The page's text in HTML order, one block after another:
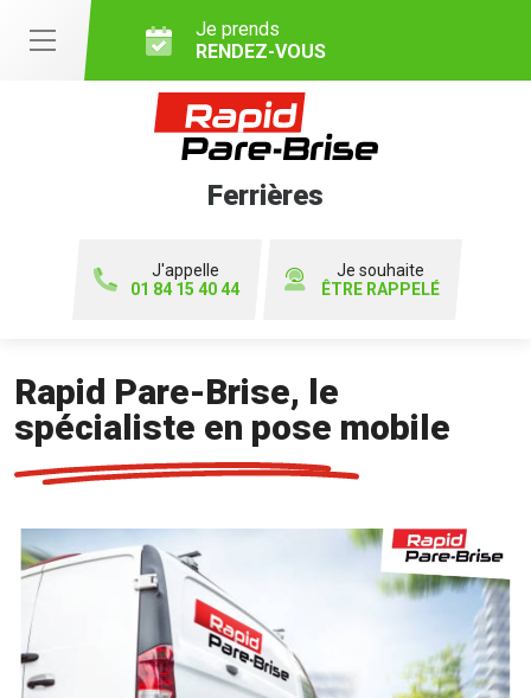
Je prends
RENDEZ-VOUS
Ferrières
J'appelle
01 84 15 40 44
Je souhaite
ÊTRE RAPPELÉ
Rapid Pare-Brise, le
spécialiste en pose mobile